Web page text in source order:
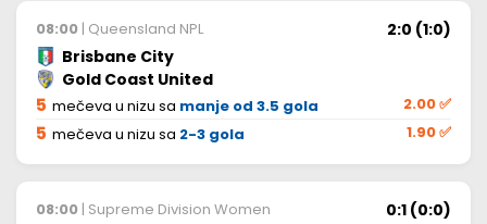
08:00 | Queensland NPL
2:0 (1:0)
Brisbane City
Gold Coast United
5 mečeva u nizu sa manje od 3.5 gola 2.00✅
5 mečeva u nizu sa 2-3 gola 1.90✅
08:00 | Supreme Division Women
0:1 (0:0)